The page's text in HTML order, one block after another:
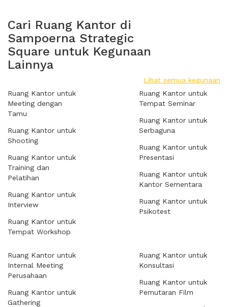
Cari Ruang Kantor di
Sampoerna Strategic
Square untuk Kegunaan
Lainnya
Lihat semua kegunaan
Ruang Kantor untuk
Meeting dengan
Tamu
Ruang Kantor untuk
Shooting
Ruang Kantor untuk
Training dan
Pelatihan
Ruang Kantor untuk
Interview
Ruang Kantor untuk
Tempat Workshop
Ruang Kantor untuk
Tempat Seminar
Ruang Kantor untuk
Serbaguna
Ruang Kantor untuk
Presentasi
Ruang Kantor untuk
Kantor Sementara
Ruang Kantor untuk
Psikotest
Ruang Kantor untuk
Internal Meeting
Perusahaan
Ruang Kantor untuk
Gathering
Ruang Kantor untuk
Konsultasi
Ruang Kantor untuk
Pemutaran Film